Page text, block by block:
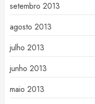
setembro 2013
agosto 2013
julho 2013
junho 2013
maio 2013